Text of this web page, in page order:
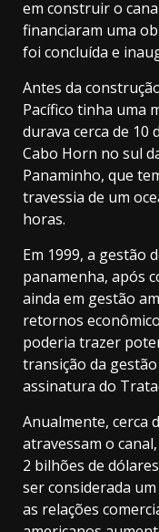
em construir o
financiaram uma
foi concluída e
Antes da
Pacífico tinha uma
durava cerca de 10
Cabo Horn no sul
Panaminho, que
travessia de um
horas.
Em 1999, a gestão
panamenha, após
ainda em gestão
retornos
poderia trazer
transição da
assinatura do
Anualmente, cerca
atravessam o
2 bilhões de
ser considerada
as relações